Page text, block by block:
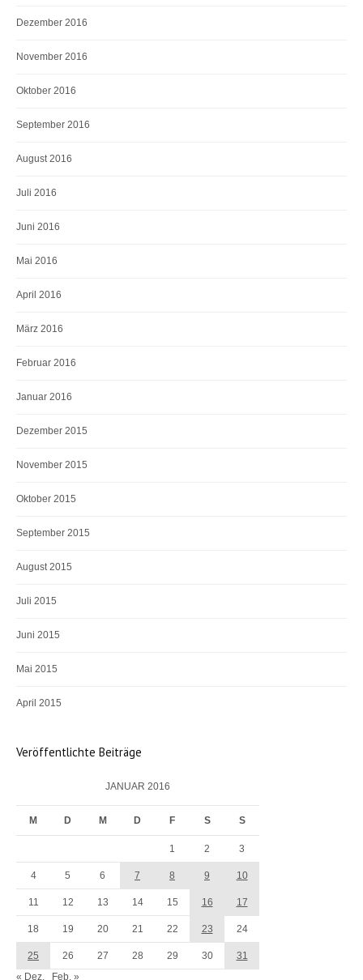
Dezember 2016
November 2016
Oktober 2016
September 2016
August 2016
Juli 2016
Juni 2016
Mai 2016
April 2016
März 2016
Februar 2016
Januar 2016
Dezember 2015
November 2015
Oktober 2015
September 2015
August 2015
Juli 2015
Juni 2015
Mai 2015
April 2015
Veröffentlichte Beiträge
JANUAR 2016
M D M D F S S
1 2 3
4 5 6 7 8 9 10
11 12 13 14 15 16 17
18 19 20 21 22 23 24
25 26 27 28 29 30 31
« Dez. Feb. »